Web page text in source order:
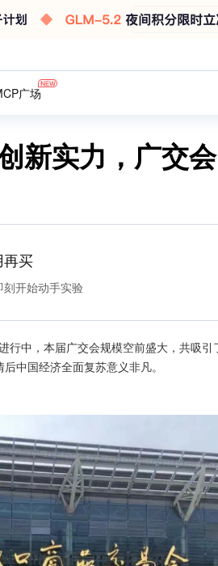
广场
新实力，广交
买
开始动手实验
中，本届广交会规模空前盛大，共吸
中国经济全面复苏意义非凡。